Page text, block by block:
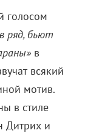
голосом
ряд, бьют
в
всякий
мотив.
в стиле
Дитрих и